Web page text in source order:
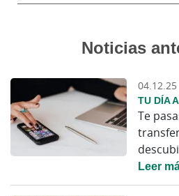
Noticias
04.12.25
TU DÍA
Te
Leer